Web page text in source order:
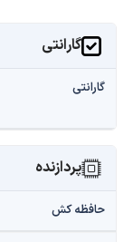
گارانتی
گارانتی
پردازنده
حافظه کش